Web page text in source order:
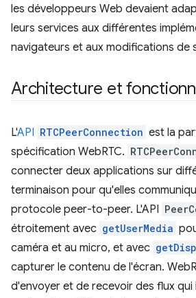
les développeurs Web devaient
leurs services aux différentes
navigateurs et aux modifications de
Architecture et
L'API RTCPeerConnection est la
spécification WebRTC.
connecter deux applications sur
terminaison pour qu'elles
protocole peer-to-peer. L'API
étroitement avec getUserMedia
caméra et au micro, et avec
capturer le contenu de l'écran.
d'envoyer et de recevoir des flux